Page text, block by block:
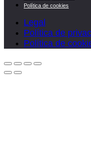
Política de cookies
Legal
Política de
Política de